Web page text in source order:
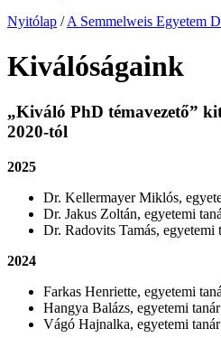
Nyitólap /A Semmelweis Egyetem
Kiválóságaink
„Kiváló PhD témavezető”
2020-tól
2025
Dr. Kellermayer Miklós,
Dr. Jakus Zoltán, egyetemi
Dr. Radovits Tamás, egyetemi
2024
Farkas Henriette, egyetemi
Hangya Balázs, egyetemi tanár
Vágó Hajnalka, egyetemi tanár